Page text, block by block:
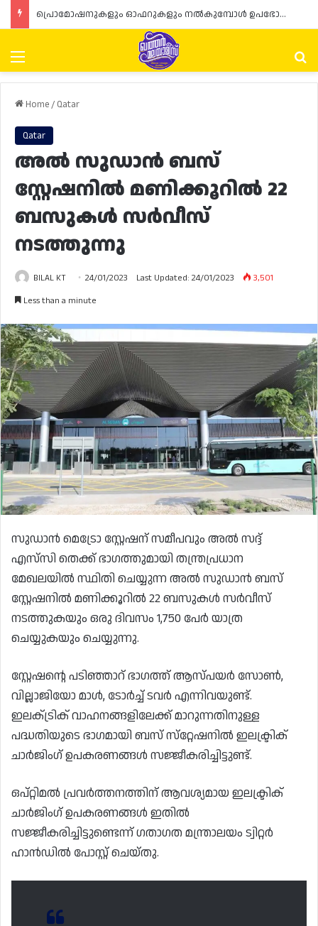
പ്രൊമോഷനുകളും ഓഫറുകളും നൽകുമ്പോൾ ഉപഭോക്താക്കളുടെ അവകാശങ്ങൾ ഉറപ്പാക്കണമെന്ന് ഖത്തർ വാണിജ്യ വ്യവസായ മന്ത്രാലയത്തിന്റെ (MoCI) നിർദ്ദേശം
Menu
Home/ Qatar
Qatar
അൽ സുഡാൻ ബസ്
സ്റ്റേഷനിൽ മണിക്കൂറിൽ 22
ബസുകൾ സർവീസ്
നടത്തുന്നു
BILAL KT 24/01/2023 Last Updated: 24/01/2023
3,501
Less than a minute
സുഡാൻ മെട്രോ സ്റ്റേഷന് സമീപവും അൽ സദ്ദ്
എസ്‌സി തെക്ക് ഭാഗത്തുമായി തന്ത്രപ്രധാന
മേഖലയിൽ സ്ഥിതി ചെയ്യുന്ന അൽ സുഡാൻ ബസ്
സ്റ്റേഷനിൽ മണിക്കൂറിൽ 22 ബസുകൾ സർവീസ്
നടത്തുകയും ഒരു ദിവസം 1,750 പേർ യാത്ര
ചെയ്യുകയും ചെയ്യുന്നു.
സ്റ്റേഷന്റെ പടിഞ്ഞാറ് ഭാഗത്ത് ആസ്പയർ സോൺ,
വില്ലാജിയോ മാൾ, ടോർച്ച് ടവർ എന്നിവയുണ്ട്.
ഇലക്‌ട്രിക് വാഹനങ്ങളിലേക്ക് മാറുന്നതിനുള്ള
പദ്ധതിയുടെ ഭാഗമായി ബസ് സ്‌റ്റേഷനിൽ ഇലക്ട്രിക്
ചാർജിംഗ് ഉപകരണങ്ങൾ സജ്ജീകരിച്ചിട്ടുണ്ട്.
ഒപ്റ്റിമൽ പ്രവർത്തനത്തിന് ആവശ്യമായ ഇലക്ട്രിക്
ചാർജിംഗ് ഉപകരണങ്ങൾ ഇതിൽ
സജ്ജീകരിച്ചിട്ടുണ്ടെന്ന് ഗതാഗത മന്ത്രാലയം ട്വിറ്റർ
ഹാൻഡിൽ പോസ്റ്റ് ചെയ്തു.